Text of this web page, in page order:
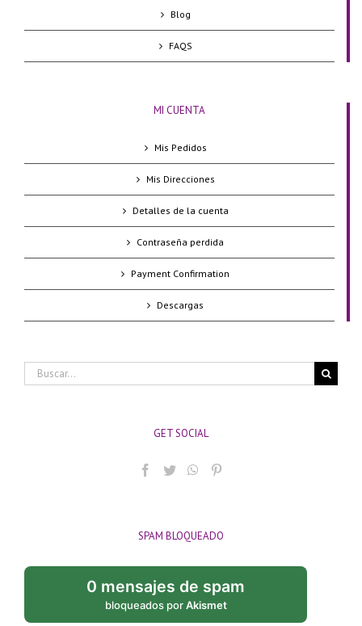
Blog
FAQS
MI CUENTA
Mis Pedidos
Mis Direcciones
Detalles de la cuenta
Contraseña perdida
Payment Confirmation
Descargas
Buscar:
GET SOCIAL
SPAM BLOQUEADO
0 mensajes de spam
bloqueados porAkismet